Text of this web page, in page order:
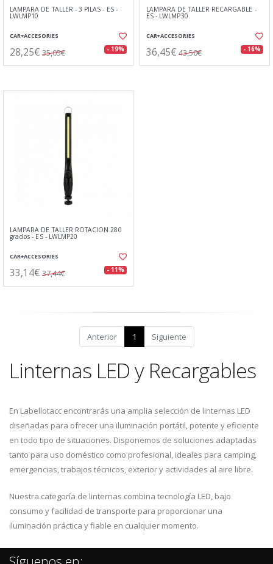
LAMPARA DE TALLER - 3 PILAS - ES -
LWLMP10
CAR+ACCESORIES
28,25€ 35,05€ - 19%
LAMPARA DE TALLER RECARGABLE -
ES - LWLMP30
CAR+ACCESORIES
36,45€ 43,50€ - 16%
LAMPARA DE TALLER ROTACION 280
grados - ES - LWLMP20
CAR+ACCESORIES
33,14€ 37,44€ - 11%
Anterior 1 Siguiente
Linternas LED y Recargables
En Labellotacc encontrarás una amplia selección de linternas LED
diseñadas para ofrecer una iluminación portátil, potente y eficiente
en todo tipo de situaciones. Disponemos de soluciones adaptadas
tanto para uso doméstico como profesional, ideales para camping,
emergencias, trabajos técnicos, exterior y actividades al aire libre.
Nuestra categoría de linternas combina tecnología LED, bajo
consumo y facilidad de transporte para proporcionar una
iluminación práctica y fiable en cualquier momento.